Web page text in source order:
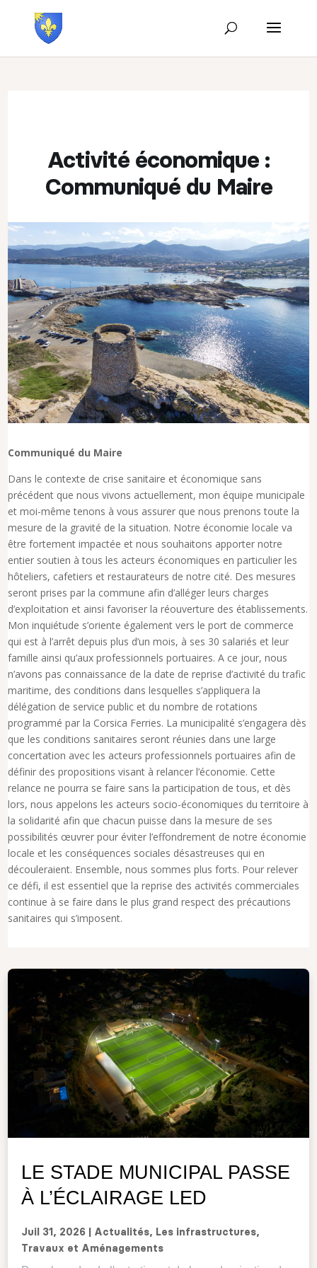
Activité économique :
Communiqué du Maire
Communiqué du Maire
Dans le contexte de crise sanitaire et économique sans
précédent que nous vivons actuellement, mon équipe municipale
et moi-même tenons à vous assurer que nous prenons toute la
mesure de la gravité de la situation. Notre économie locale va
être fortement impactée et nous souhaitons apporter notre
entier soutien à tous les acteurs économiques en particulier les
hôteliers, cafetiers et restaurateurs de notre cité. Des mesures
seront prises par la commune afin d’alléger leurs charges
d’exploitation et ainsi favoriser la réouverture des établissements.
Mon inquiétude s’oriente également vers le port de commerce
qui est à l’arrêt depuis plus d’un mois, à ses 30 salariés et leur
famille ainsi qu’aux professionnels portuaires. A ce jour, nous
n’avons pas connaissance de la date de reprise d’activité du trafic
maritime, des conditions dans lesquelles s’appliquera la
délégation de service public et du nombre de rotations
programmé par la Corsica Ferries. La municipalité s’engagera dès
que les conditions sanitaires seront réunies dans une large
concertation avec les acteurs professionnels portuaires afin de
définir des propositions visant à relancer l’économie. Cette
relance ne pourra se faire sans la participation de tous, et dès
lors, nous appelons les acteurs socio-économiques du territoire à
la solidarité afin que chacun puisse dans la mesure de ses
possibilités œuvrer pour éviter l’effondrement de notre économie
locale et les conséquences sociales désastreuses qui en
découleraient. Ensemble, nous sommes plus forts. Pour relever
ce défi, il est essentiel que la reprise des activités commerciales
continue à se faire dans le plus grand respect des précautions
sanitaires qui s’imposent.
LE STADE MUNICIPAL PASSE
À L’ÉCLAIRAGE LED
Juil 31, 2026 Actualités, Les infrastructures,
Travaux et Aménagements